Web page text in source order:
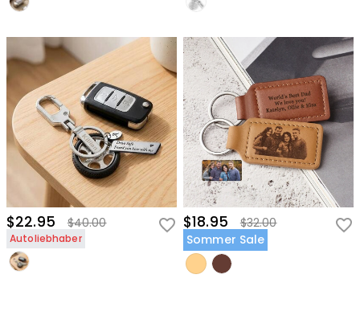
$22.95 $40.00
Autoliebhaber
$18.95
$32.00
Sommer Sale